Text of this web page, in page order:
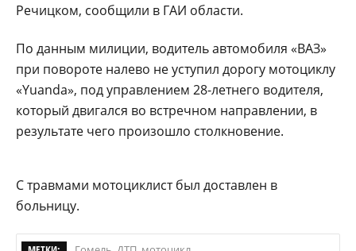
Речицком, сообщили в ГАИ области.
По данным милиции, водитель автомобиля «ВАЗ»
при повороте налево не уступил дорогу мотоциклу
«Yuanda», под управлением 28-летнего водителя,
который двигался во встречном направлении, в
результате чего произошло столкновение.
С травмами мотоциклист был доставлен в
больницу.